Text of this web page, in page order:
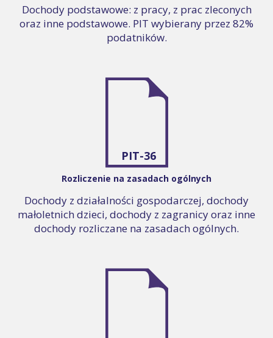
Dochody podstawowe: z pracy, z prac zleconych
oraz inne podstawowe. PIT wybierany przez 82%
podatników.
PIT-36
Rozliczenie na zasadach ogólnych
Dochody z działalności gospodarczej, dochody
małoletnich dzieci, dochody z zagranicy oraz inne
dochody rozliczane na zasadach ogólnych.